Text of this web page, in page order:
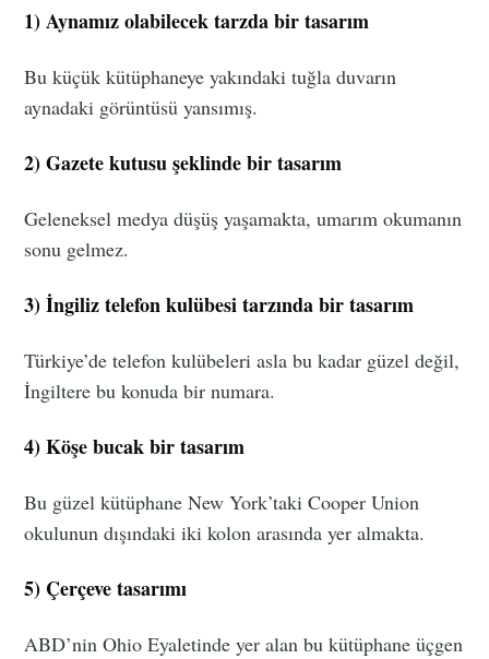
1) Aynamız olabilecek tarzda bir tasarım
Bu küçük kütüphaneye yakındaki tuğla duvarın
aynadaki görüntüsü yansımış.
2) Gazete kutusu şeklinde bir tasarım
Geleneksel medya düşüş yaşamakta, umarım okumanın
sonu gelmez.
3) İngiliz telefon kulübesi tarzında bir tasarım
Türkiye’de telefon kulübeleri asla bu kadar güzel değil,
İngiltere bu konuda bir numara.
4) Köşe bucak bir tasarım
Bu güzel kütüphane New York’taki Cooper Union
okulunun dışındaki iki kolon arasında yer almakta.
5) Çerçeve tasarımı
ABD’nin Ohio Eyaletinde yer alan bu kütüphane üçgen